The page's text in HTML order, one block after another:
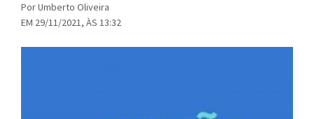
Por Umberto Oliveira
EM 29/11/2021, ÀS 13:32